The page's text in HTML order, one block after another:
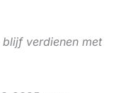
verdienen met